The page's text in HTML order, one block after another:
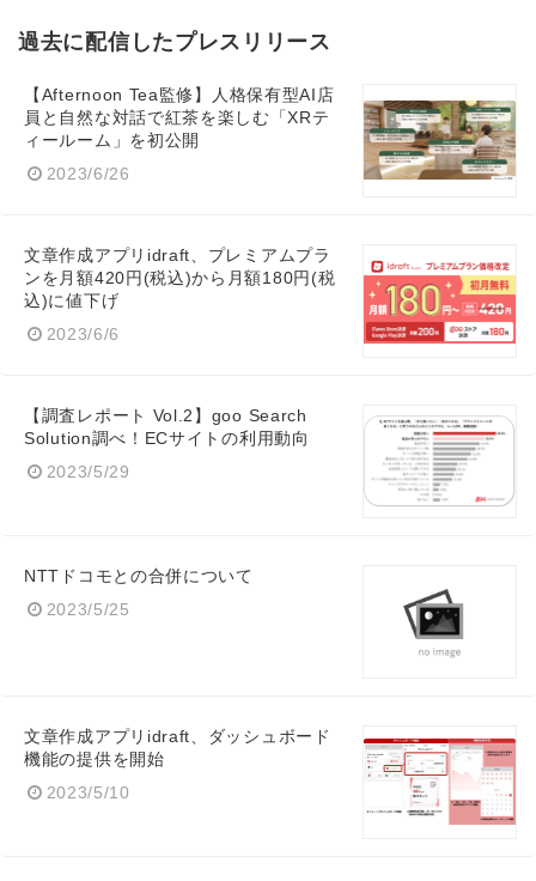
過去に配信したプレスリリース
【Afternoon Tea監修】人格保有型AI店
員と自然な対話で紅茶を楽しむ「XRテ
ィールーム」を初公開
2023/6/26
文章作成アプリidraft、プレミアムプラ
ンを月額420円(税込)から月額180円(税
込)に値下げ
2023/6/6
【調査レポート Vol.2】goo Search
Solution調べ！ECサイトの利用動向
2023/5/29
NTTドコモとの合併について
2023/5/25
文章作成アプリidraft、ダッシュボード
機能の提供を開始
2023/5/10